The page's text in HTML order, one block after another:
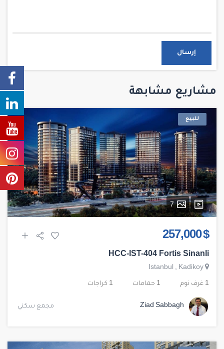
إرسال
مشاريع مشابهة
للبيع
7
$ 257,000
HCC-IST-404 Fortis Sinanli
Istanbul , Kadikoy
1 غرف نوم 1 حمامات 1 كراجات
Ziad Sabbagh مجمع سكني